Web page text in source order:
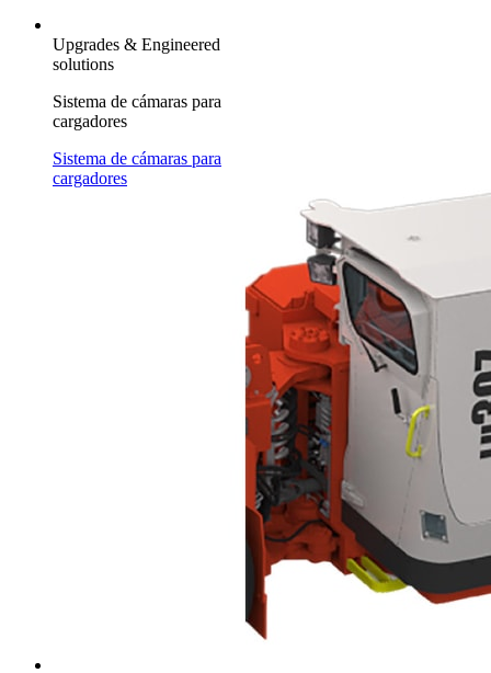
Upgrades & Engineered
solutions
Sistema de cámaras para
cargadores
Sistema de cámaras para
cargadores